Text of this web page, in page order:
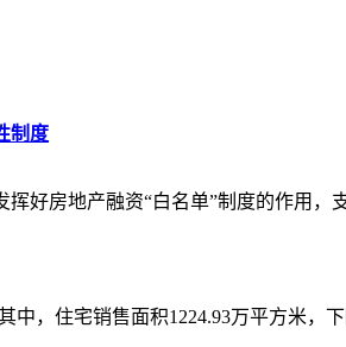
制度
好房地产融资“白名单”制度的作用，
中，住宅销售面积1224.93万平方米，下